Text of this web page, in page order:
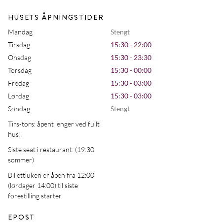
HUSETS ÅPNINGSTIDER
Mandag
Stengt
Tirsdag
15:30 - 22:00
Onsdag
15:30 - 23:30
Torsdag
15:30 - 00:00
Fredag
15:30 - 03:00
Lørdag
15:30 - 03:00
Søndag
Stengt
Tirs-tors: åpent lenger ved fullt
hus!
Siste seat i restaurant: (19:30
sommer)
Billettluken er åpen fra 12:00
(lørdager 14:00) til siste
forestilling starter.
EPOST